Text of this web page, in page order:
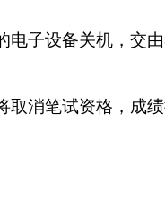
子设备关机，交
取消笔试资格，成绩